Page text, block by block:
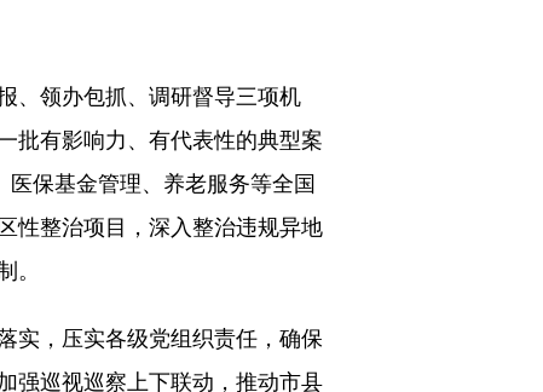
领办包抓、调研督导三项机
批有影响力、有代表性的典型案
保基金管理、养老服务等全国
性整治项目，深入整治违规异地
，压实各级党组织责任，确保
强巡视巡察上下联动，推动市县